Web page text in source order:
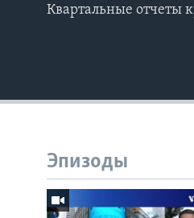
Квартальные
Эпизоды